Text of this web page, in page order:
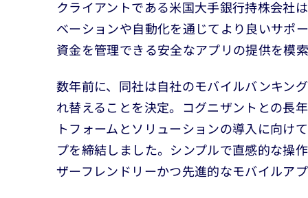
クライアントである米国大手銀行持株会社
ベーションや自動化を通じてより良いサポ
資金を管理できる安全なアプリの提供を模索
数年前に、同社は自社のモバイルバンキン
れ替えることを決定。コグニザントとの長
トフォームとソリューションの導入に向け
プを締結しました。シンプルで直感的な操
ザーフレンドリーかつ先進的なモバイルア